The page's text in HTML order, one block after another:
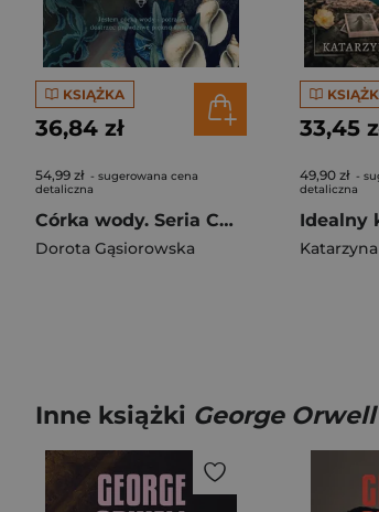
KSIĄŻKA
36,84 zł
54,99 zł - sugerowana cena
detaliczna
Córka wody. Seria CÓRKI ŻYWIOŁÓW
Dorota Gąsiorowska
33,45
49,90 zł -
detaliczna
Idealny
Inne książki George Orwell